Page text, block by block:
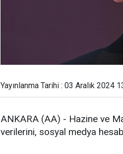
Yayınlanma Tarihi : 03 Aralık 2024
ANKARA (AA) - Hazine ve
verilerini, sosyal medya